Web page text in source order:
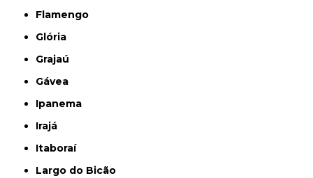
Flamengo
Glória
Grajaú
Gávea
Ipanema
Irajá
Itaboraí
Largo do Bicão